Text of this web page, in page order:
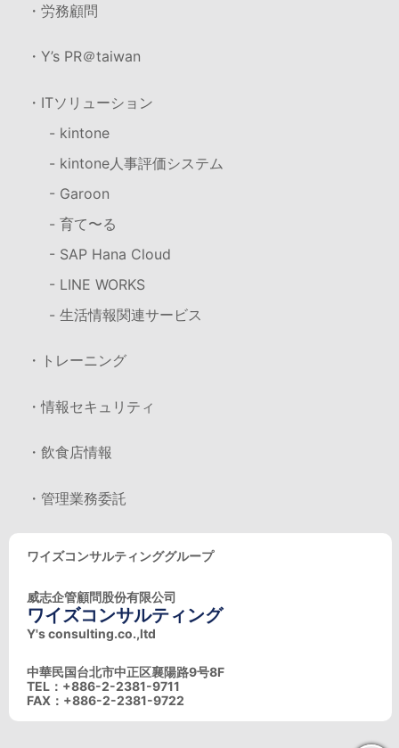
・労務顧問
・Y’s PR＠taiwan
・ITソリューション
- kintone
- kintone人事評価システム
- Garoon
- 育て〜る
- SAP Hana Cloud
- LINE WORKS
- 生活情報関連サービス
・トレーニング
・情報セキュリティ
・飲食店情報
・管理業務委託
ワイズコンサルティンググループ
威志企管顧問股份有限公司
ワイズコンサルティング
Y's consulting.co.,ltd
中華民国台北市中正区襄陽路9号8F
TEL：+886-2-2381-9711
FAX：+886-2-2381-9722